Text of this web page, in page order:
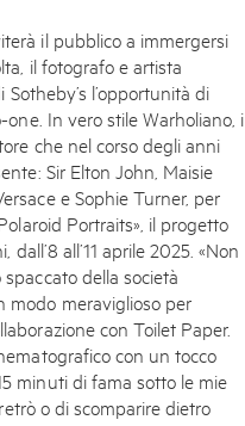
il pubblico a immergersi
il fotografo e artista
l’opportunità di
In vero stile Warholiano, i
che nel corso degli anni
Sir Elton John, Maisie
e Sophie Turner, per
Portraits», il progetto
all’11 aprile 2025. «Non
della società
modo meraviglioso per
con Toilet Paper.
con un tocco
minuti di fama sotto le mie
o di scomparire dietro